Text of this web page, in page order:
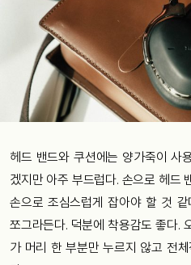
헤드 밴드와 쿠션에는 양가죽이 사
겠지만 아주 부드럽다. 손으로 헤드
손으로 조심스럽게 잡아야 할 것
쪼그라든다. 덕분에 착용감도 좋다.
가 머리 한 부분만 누르지 않고 전